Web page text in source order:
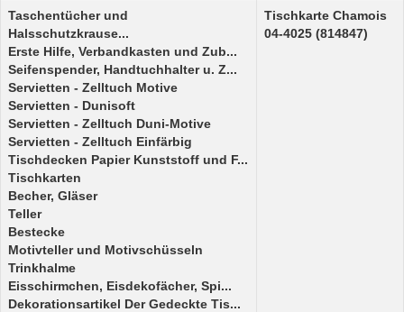
Taschentücher und
Halsschutzkrause...
Erste Hilfe, Verbandkasten und Zub...
Seifenspender, Handtuchhalter u. Z...
Servietten - Zelltuch Motive
Servietten - Dunisoft
Servietten - Zelltuch Duni-Motive
Servietten - Zelltuch Einfärbig
Tischdecken Papier Kunststoff und F...
Tischkarten
Becher, Gläser
Teller
Bestecke
Motivteller und Motivschüsseln
Trinkhalme
Eisschirmchen, Eisdekofächer, Spi...
Dekorationsartikel Der Gedeckte Tis...
Tischkarte Chamois
04-4025 (814847)